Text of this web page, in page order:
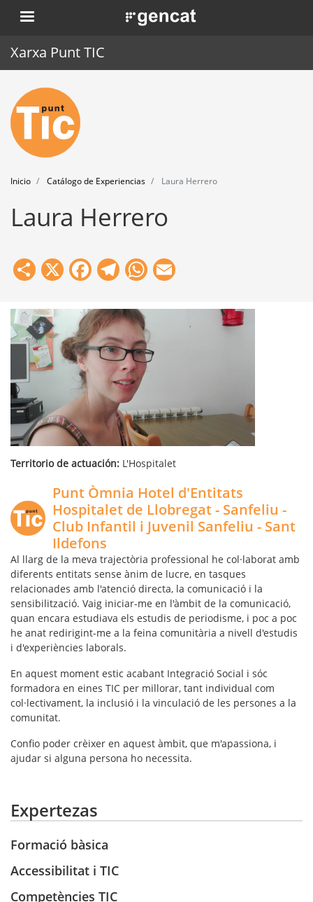
Pasar
al
. Obre en una nova finestra.
Xarxa Punt TIC
Inicio
Punt TIC
Actualidad
Agenda
Formación
Herramientas
Inicio Catálogo de Experiencias Laura Herrero
Laura Herrero
Share
X Facebook
Telegram
WhatsApp
Territorio de actuación: L'Hospitalet
Punt Òmnia Hotel d'Entitats
Hospitalet de Llobregat - Sanfeliu -
Club Infantil i Juvenil Sanfeliu - Sant
Ildefons
Al llarg de la meva trajectòria professional he col·laborat amb
diferents entitats sense ànim de lucre, en tasques
relacionades amb l'atenció directa, la comunicació i la
sensibilització. Vaig iniciar-me en l'àmbit de la comunicació,
quan encara estudiava els estudis de periodisme, i poc a poc
he anat redirigint-me a la feina comunitària a nivell d'estudis
i d'experiències laborals.
En aquest moment estic acabant Integració Social i sóc
formadora en eines TIC per millorar, tant individual com
col·lectivament, la inclusió i la vinculació de les persones a la
comunitat.
Confio poder crèixer en aquest àmbit, que m'apassiona, i
ajudar si alguna persona ho necessita.
Expertezas
Formació bàsica
Accessibilitat i TIC
Competències TIC